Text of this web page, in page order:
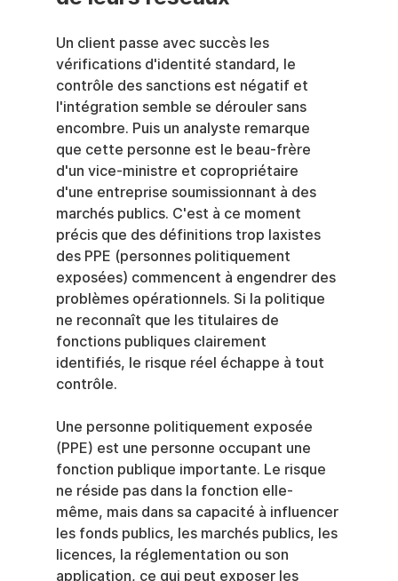
Un client passe avec succès les
vérifications d'identité standard, le
contrôle des sanctions est négatif et
l'intégration semble se dérouler sans
encombre. Puis un analyste remarque
que cette personne est le beau-frère
d'un vice-ministre et copropriétaire
d'une entreprise soumissionnant à des
marchés publics. C'est à ce moment
précis que des définitions trop laxistes
des PPE (personnes politiquement
exposées) commencent à engendrer des
problèmes opérationnels. Si la politique
ne reconnaît que les titulaires de
fonctions publiques clairement
identifiés, le risque réel échappe à tout
contrôle.
Une personne politiquement exposée
(PPE) est une personne occupant une
fonction publique importante. Le risque
ne réside pas dans la fonction elle-
même, mais dans sa capacité à influencer
les fonds publics, les marchés publics, les
licences, la réglementation ou son
application, ce qui peut exposer les